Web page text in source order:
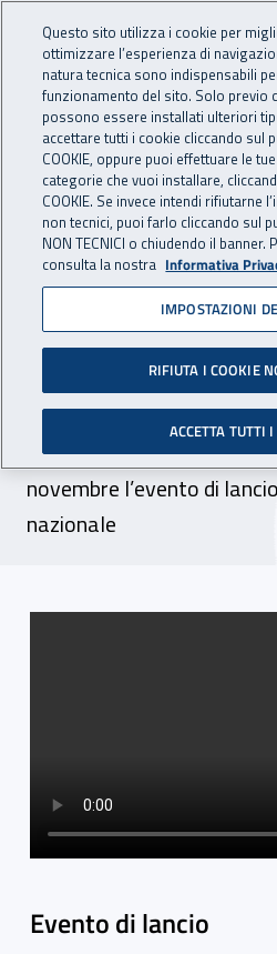
INAIL -
Navigazione
Navigazione - Ti trovi in:
Home Inail comunica Multimedia
Evento lancio
europea Eu-
2022
L'Inail, Focal Point
europea per la sicurezza
(EU-OSHA), ha
novembre l’evento di
nazionale
Evento di lancio
Questo sito utilizza i cookie per
ottimizzare l’esperienza di
natura tecnica sono indispensabili
funzionamento del sito. Solo previo
possono essere installati ulteriori
accettare tutti i cookie cliccando sul
COOKIE, oppure puoi effettuare le
categorie che vuoi installare,
COOKIE. Se invece intendi rifiutarne
non tecnici, puoi farlo cliccando sul
NON TECNICI o chiudendo il
consulta la nostra Informativa
IMPOSTAZIONI
RIFIUTA I COOKIE
ACCETTA TUTTI